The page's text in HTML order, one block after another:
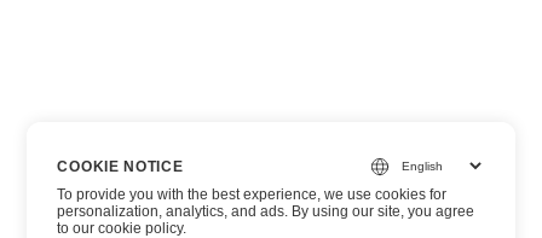
COOKIE NOTICE
To provide you with the best experience, we use cookies for
personalization, analytics, and ads. By using our site, you agree
toour cookie policy.